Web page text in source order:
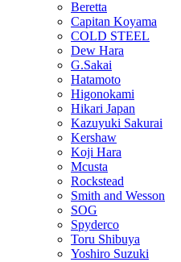
Beretta
Capitan Koyama
COLD STEEL
Dew Hara
G.Sakai
Hatamoto
Higonokami
Hikari Japan
Kazuyuki Sakurai
Kershaw
Koji Hara
Mcusta
Rockstead
Smith and Wesson
SOG
Spyderco
Toru Shibuya
Yoshiro Suzuki